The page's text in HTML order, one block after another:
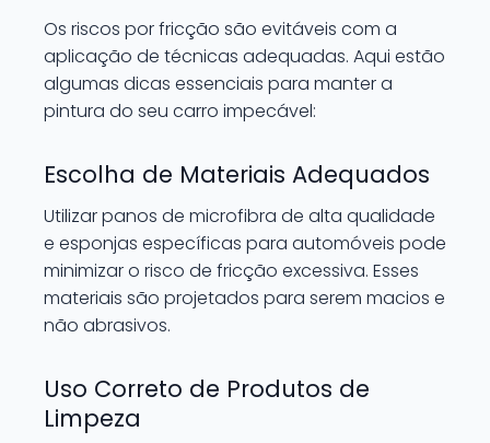
Os riscos por fricção são evitáveis com a
aplicação de técnicas adequadas. Aqui estão
algumas dicas essenciais para manter a
pintura do seu carro impecável:
Escolha de Materiais Adequados
Utilizar panos de microfibra de alta qualidade
e esponjas específicas para automóveis pode
minimizar o risco de fricção excessiva. Esses
materiais são projetados para serem macios e
não abrasivos.
Uso Correto de Produtos de
Limpeza